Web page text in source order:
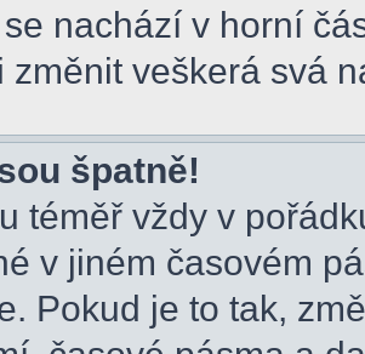
nachází v horní
změnit veškerá svá
špatně!
téměř vždy v
v jiném časovém
Pokud je to tak,